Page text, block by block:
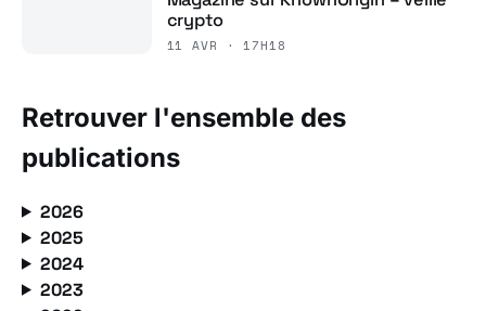
crypto
11 AVR · 17H18
Retrouver l'ensemble des
publications
2026
2025
2024
2023